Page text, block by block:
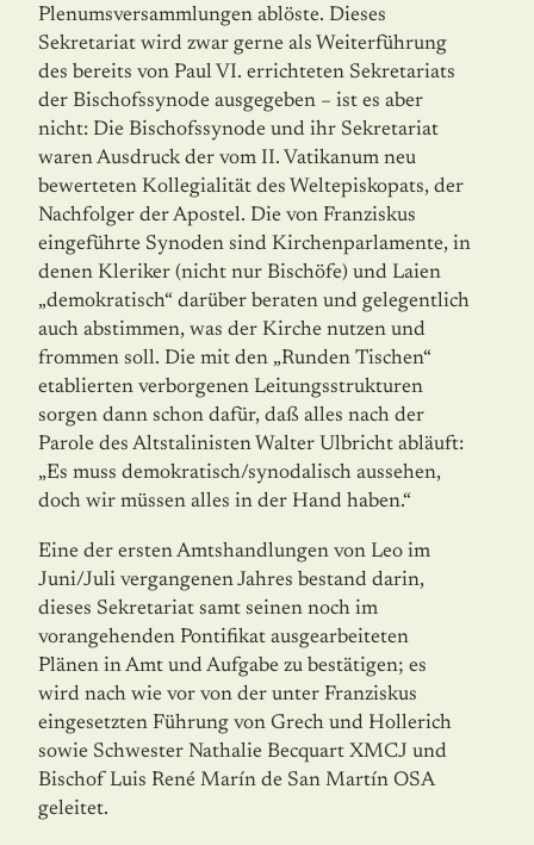
Plenumsversammlungen ablöste. Dieses
Sekretariat wird zwar gerne als Weiterführung
des bereits von Paul VI. errichteten Sekretariats
der Bischofssynode ausgegeben – ist es aber
nicht: Die Bischofs­synode und ihr Sekretariat
waren Ausdruck der vom II. Vatikanum neu
bewerteten Kol­le­gialität des Weltepiskopats, der
Nachfolger der Apostel. Die von Franziskus
eingeführte Synoden sind Kirchenparlamente, in
denen Kleriker (nicht nur Bischöfe) und Laien
„demokratisch“ darüber beraten und gelegentlich
auch abstimmen, was der Kirche nut­zen und
frommen soll. Die mit den „Runden Tischen“
etablierten verborgenen Leitungs­strukturen
sorgen dann schon dafür, daß alles nach der
Parole des Altstalinisten Walter Ulbricht abläuft:
„Es muss demokratisch/synodalisch aussehen,
doch wir müssen alles in der Hand haben.“
Eine der ersten Amtshandlungen von Leo im
Juni/Juli vergangenen Jahres be­stand darin,
dieses Sekretariat samt seinen noch im
vorangehenden Pontifikat ausgearbeiteten
Plänen in Amt und Aufgabe zu bestätigen; es
wird nach wie vor von der unter Franziskus
eingesetzten Führung von Grech und Hollerich
sowie Schwester Nathalie Becquart XMCJ und
Bischof Luis René Marín de San Martín OSA
geleitet.